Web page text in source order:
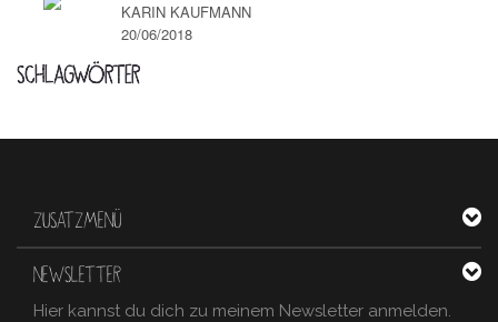
KARIN KAUFMANN
20/06/2018
SCHLAGWÖRTER
ZUSATZMENÜ
NEWSLETTER
Hier kannst du dich zu meinem Newsletter anmelden.